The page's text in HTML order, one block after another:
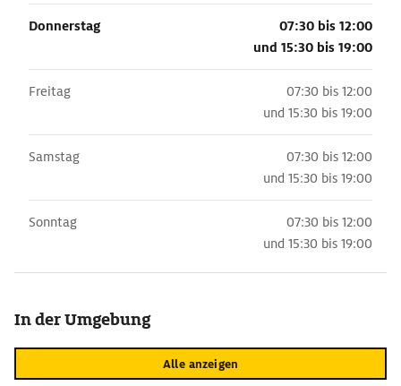
Donnerstag
07:30 bis 12:00
und 15:30 bis 19:00
Freitag
07:30 bis 12:00
und 15:30 bis 19:00
Samstag
07:30 bis 12:00
und 15:30 bis 19:00
Sonntag
07:30 bis 12:00
und 15:30 bis 19:00
In der Umgebung
Alle anzeigen